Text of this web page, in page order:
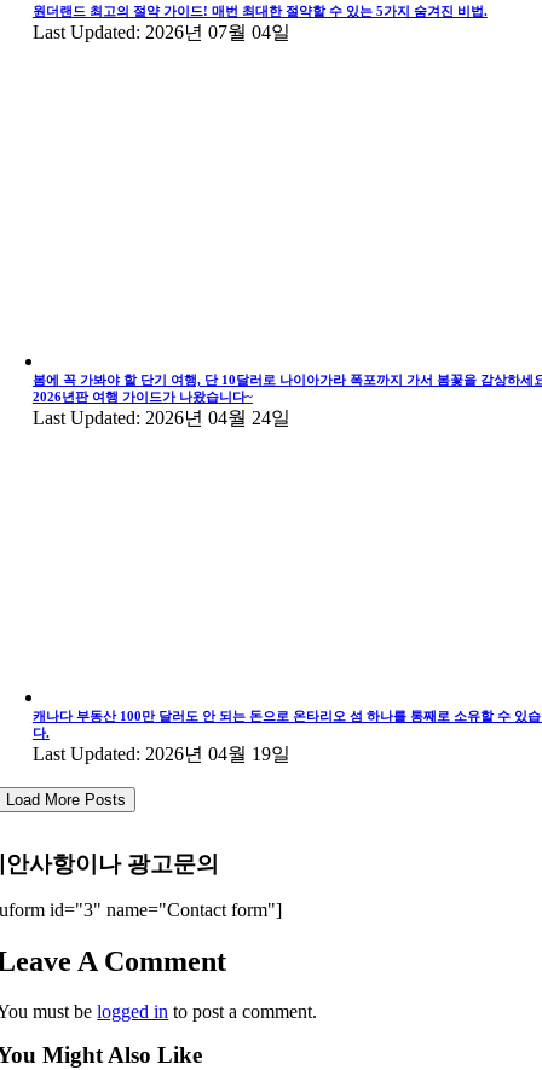
원더랜드 최고의 절약 가이드! 매번 최대한 절약할 수 있는 5가지 숨겨진 비법.
Last Updated: 2026년 07월 04일
봄에 꼭 가봐야 할 단기 여행, 단 10달러로 나이아가라 폭포까지 가서 봄꽃을 감상하세
2026년판 여행 가이드가 나왔습니다~
Last Updated: 2026년 04월 24일
캐나다 부동산 100만 달러도 안 되는 돈으로 온타리오 섬 하나를 통째로 소유할 수 있
다.
Last Updated: 2026년 04월 19일
Load More Posts
안사항이나 광고문의
id="3" name="Contact form"]
A Comment
must belogged in to post a comment.
Might Also Like